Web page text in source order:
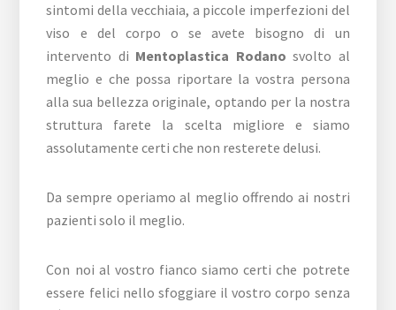
sintomi della vecchiaia, a piccole imperfezioni del
viso e del corpo o se avete bisogno di un
intervento di Mentoplastica Rodano svolto al
meglio e che possa riportare la vostra persona
alla sua bellezza originale, optando per la nostra
struttura farete la scelta migliore e siamo
assolutamente certi che non resterete delusi.
Da sempre operiamo al meglio offrendo ai nostri
pazienti solo il meglio.
Con noi al vostro fianco siamo certi che potrete
essere felici nello sfoggiare il vostro corpo senza